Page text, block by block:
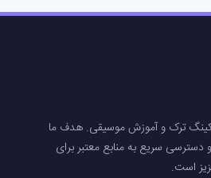
ترک و آموزش موسیقی. هدف ما
سریع به منابع معتبر برای
است.